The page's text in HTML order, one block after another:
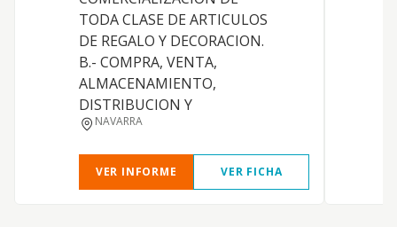
TODA CLASE DE ARTICULOS
DE REGALO Y DECORACION.
B.- COMPRA, VENTA,
ALMACENAMIENTO,
DISTRIBUCION Y
NAVARRA
VER INFORME VER FICHA